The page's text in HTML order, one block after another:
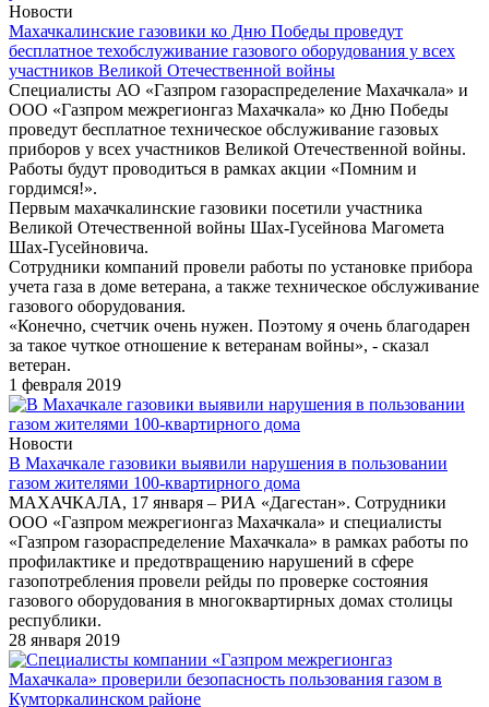
Новости
Махачкалинские газовики ко Дню Победы проведут
бесплатное техобслуживание газового оборудования у всех
участников Великой Отечественной войны
Специалисты АО «Газпром газораспределение Махачкала» и
ООО «Газпром межрегионгаз Махачкала» ко Дню Победы
проведут бесплатное техническое обслуживание газовых
приборов у всех участников Великой Отечественной войны.
Работы будут проводиться в рамках акции «Помним и
гордимся!».
Первым махачкалинские газовики посетили участника
Великой Отечественной войны Шах-Гусейнова Магомета
Шах-Гусейновича.
Сотрудники компаний провели работы по установке прибора
учета газа в доме ветерана, а также техническое обслуживание
газового оборудования.
«Конечно, счетчик очень нужен. Поэтому я очень благодарен
за такое чуткое отношение к ветеранам войны», - сказал
ветеран.
1 февраля 2019
Новости
В Махачкале газовики выявили нарушения в пользовании
газом жителями 100-квартирного дома
МАХАЧКАЛА, 17 января – РИА «Дагестан». Сотрудники
ООО «Газпром межрегионгаз Махачкала» и специалисты
«Газпром газораспределение Махачкала» в рамках работы по
профилактике и предотвращению нарушений в сфере
газопотребления провели рейды по проверке состояния
газового оборудования в многоквартирных домах столицы
республики.
28 января 2019